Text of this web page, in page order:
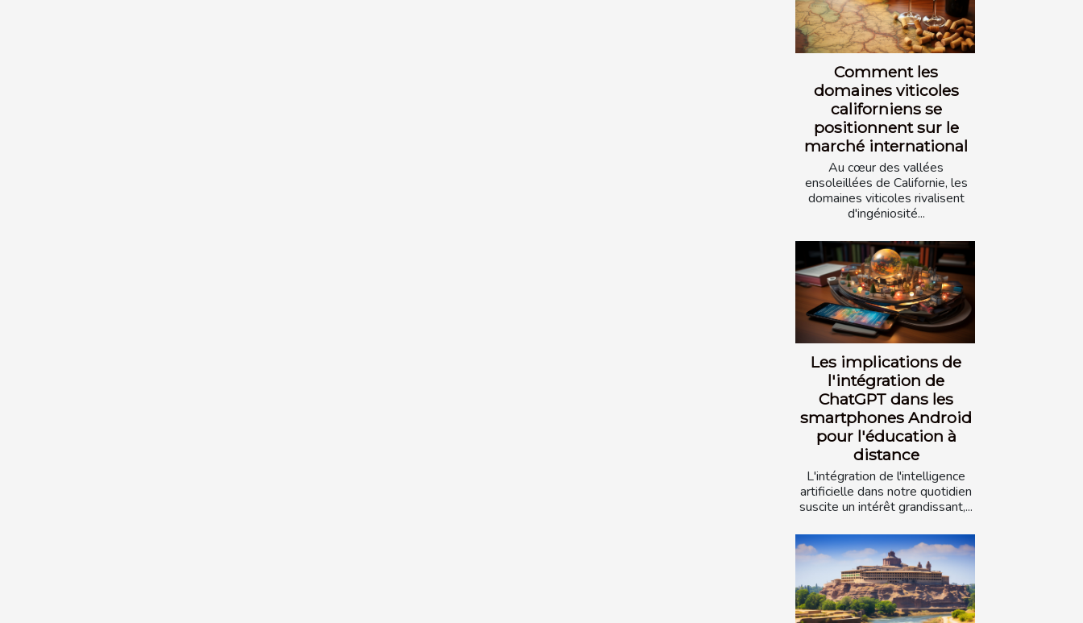
Comment les
domaines viticoles
californiens se
positionnent sur le
marché international
Au cœur des vallées
ensoleillées de Californie, les
domaines viticoles rivalisent
d'ingéniosité...
Les implications de
l'intégration de
ChatGPT dans les
smartphones Android
pour l'éducation à
distance
L'intégration de l'intelligence
artificielle dans notre quotidien
suscite un intérêt grandissant,...